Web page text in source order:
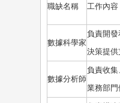
職缺名稱 工作內容
數據科學家
負責開
決策提供
數據分析師
負責收
業務部